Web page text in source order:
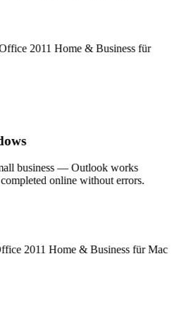
2011 Home & Business für
business — Outlook works
online without errors.
2011 Home & Business für Mac